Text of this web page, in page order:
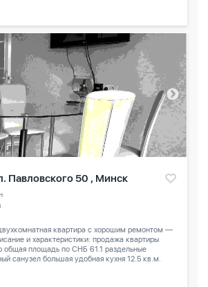
Павловского 50 , Минск
квартира с хорошим ремонтом —
и характеристики: продажа квартиры
общая площадь по СНБ 61.1 раздельные
санузел большая удобная кухня 12.5 кв.м.